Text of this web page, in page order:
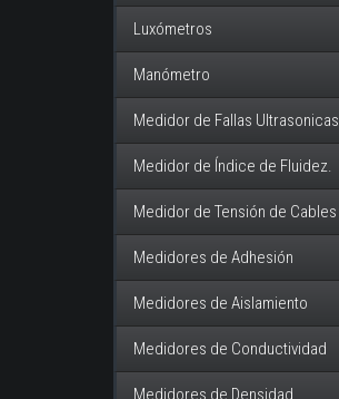
Luxómetros
Manómetro
Medidor de Fallas Ultrasonicas
Medidor de Índice de Fluidez.
Medidor de Tensión de Cables
Medidores de Adhesión
Medidores de Aislamiento
Medidores de Conductividad
Medidores de Densidad